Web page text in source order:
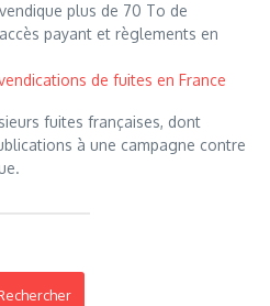
plus de 70 To de
payant et règlements en
de fuites en France
fuites françaises, dont
à une campagne contre